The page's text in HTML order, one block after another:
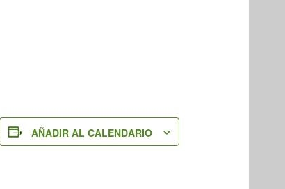
AÑADIR AL CALENDARIO